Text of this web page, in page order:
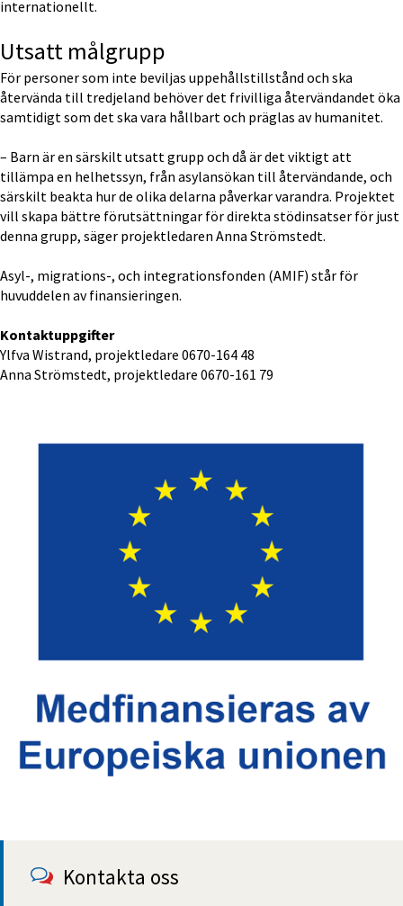
internationellt.
Utsatt målgrupp
För personer som inte beviljas uppehållstillstånd och ska
återvända till tredjeland behöver det frivilliga återvändandet öka
samtidigt som det ska vara hållbart och präglas av humanitet.
– Barn är en särskilt utsatt grupp och då är det viktigt att
tillämpa en helhetssyn, från asylansökan till återvändande, och
särskilt beakta hur de olika delarna påverkar varandra. Projektet
vill skapa bättre förutsättningar för direkta stödinsatser för just
denna grupp, säger projektledaren Anna Strömstedt.
Asyl-, migrations-, och integrationsfonden (AMIF) står för
huvuddelen av finansieringen.
Kontaktuppgifter
Ylfva Wistrand, projektledare 0670-164 48
Anna Strömstedt, projektledare 0670-161 79
Kontakta oss